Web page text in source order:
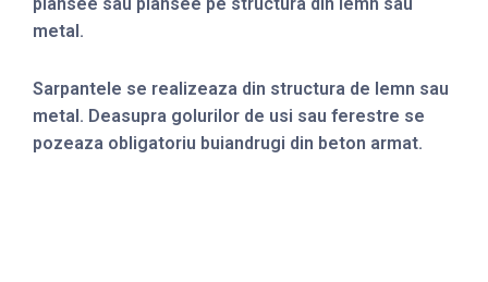
metal.
Sarpantele se realizeaza din structura de lemn sau
metal. Deasupra golurilor de usi sau ferestre se
pozeaza obligatoriu buiandrugi din beton armat.